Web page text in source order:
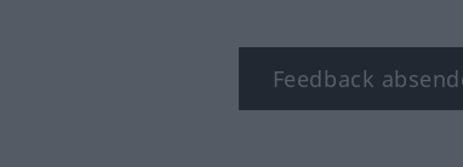
Feedback